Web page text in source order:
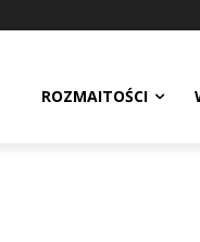
ROZMAITOŚCI